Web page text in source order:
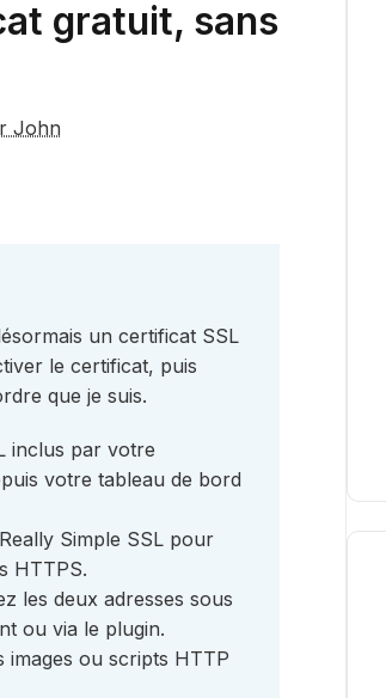
gratuit, sans
John
un certificat SSL
le certificat, puis
que je suis.
inclus par votre
votre tableau de bord
Simple SSL pour
HTTPS.
les deux adresses sous
ou via le plugin.
images ou scripts HTTP